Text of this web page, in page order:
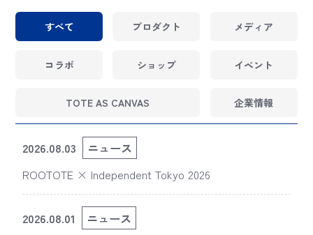
すべて プロダクト メディア
コラボ ショップ イベント
TOTE AS CANVAS 企業情報
2026.08.03
ニュース
ROOTOTE × Independent Tokyo 2026
2026.08.01
ニュース